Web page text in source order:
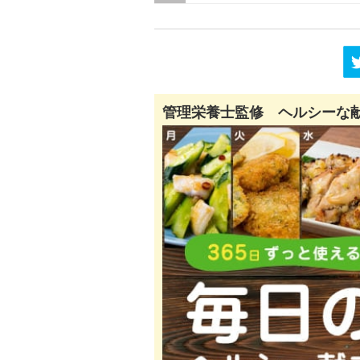
管理栄養士監修 ヘルシーな